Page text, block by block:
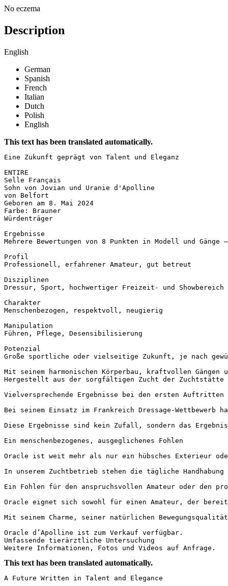
No eczema
Description
English
German
Spanish
French
Italian
Dutch
Polish
English
This text has been translated automatically.
Eine Zukunft geprägt von Talent und Eleganz
ENTIRE
Selle Français
Sohn von Jovian und Uranie d'Apolline
von Belfort
Geboren am 8. Mai 2024
Farbe: Brauner
Würdenträger
Ergebnisse
Mehrere Bewertungen von 8 Punkten in Modell und
Profil
Professionell, erfahrener Amateur, gut betreut
Disziplinen
Dressur, Sport, hochwertiger Freizeit- und
Charakter
Menschenbezogen, respektvoll, neugierig
Manipulation
Führen, Pflege, Desensibilisierung
Potenzial
Große sportliche oder vielseitige Zukunft, je nach
Mit seinem harmonischen Körperbau, kraftvollen
Hergestellt aus der sorgfältigen Zucht der Zuchtstätte
Vielversprechende Ergebnisse bei den ersten
Bei seinem Einsatz im Frankreich Dressage-
Diese Ergebnisse sind kein Zufall, sondern das
Ein menschenbezogenes, ausgeglichenes Fohlen
Oracle ist weit mehr als nur ein hübsches Exterieur
In unserem Zuchtbetrieb stehen die tägliche
Ein Fohlen für den anspruchsvollen Amateur oder den
Oracle eignet sich sowohl für einen Amateur, der
Mit seinem Charme, seiner natürlichen
Oracle d’Apolline ist zum Verkauf verfügbar.
Umfassende tierärztliche Untersuchung
Weitere Informationen, Fotos und Videos auf Anfrage.
This text has been translated automatically.
A Future Written in Talent and Elegance